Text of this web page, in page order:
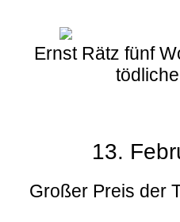
Ernst Rätz fünf
13.
Großer Preis der